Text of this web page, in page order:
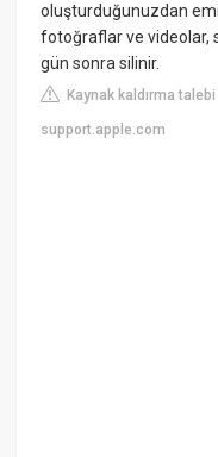
oluşturduğunuzdan
fotoğraflar ve videolar,
gün sonra silinir.
Kaynak kaldırma talebi
support.apple.com